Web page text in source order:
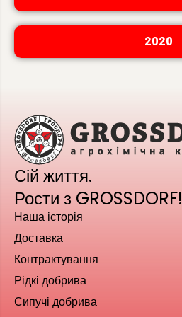
2020
Сій життя.
Рости з GROSSDORF!
Наша історія
Доставка
Контрактування
Рідкі добрива
Сипучі добрива